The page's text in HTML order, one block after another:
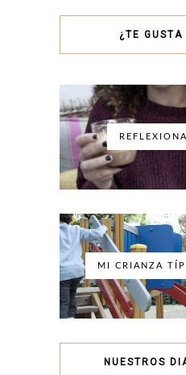
¿TE
MI CRIANZA
NUESTROS